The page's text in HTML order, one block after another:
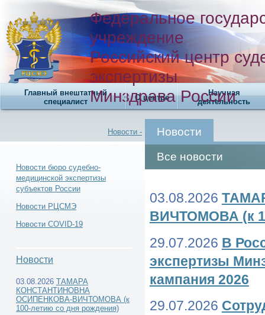
Федеральное
учреждение
Российский центр
экспертизы
Минздрава России
Главный внештатный
специалист
О центре
Научная
деятельность
Новости - Новости
Новости бюро судебно-
медицинской экспертизы
субъектов России
Новости РЦСМЭ
Новости COVID-19
Новости
03.08.2026 ТАМАРА
КОНСТАНТИНОВНА
ОСИПЕНКОВА-ВИЧТОМОВА (к
100-летию со дня рождения)
Все новости
03.08.2026
ВИЧТОМОВА (к
29.07.2026 В
экспертизы
кампания 2026
29.07.2026